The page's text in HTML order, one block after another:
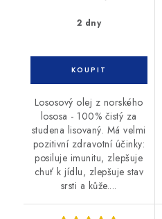
2 dny
Lososový olej z norského
lososa - 100% čistý za
studena lisovaný. Má velmi
pozitivní zdravotní účinky:
posiluje imunitu, zlepšuje
chuť k jídlu, zlepšuje stav
srsti a kůže....